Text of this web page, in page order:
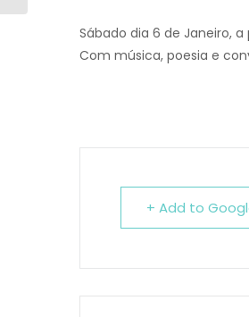
Sábado dia 6 de Janeiro, a
Com música, poesia e
+ Add to